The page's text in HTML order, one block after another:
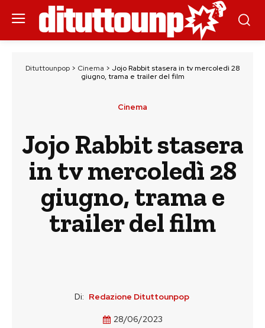
Dituttounpop > Cinema > Jojo Rabbit stasera in tv mercoledì 28
giugno, trama e trailer del film
Cinema
Jojo Rabbit stasera
in tv mercoledì 28
giugno, trama e
trailer del film
Di: Redazione Dituttounpop
28/06/2023